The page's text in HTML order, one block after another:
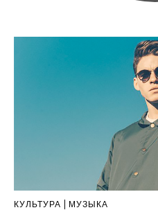
КУЛЬТУРА МУЗЫКА